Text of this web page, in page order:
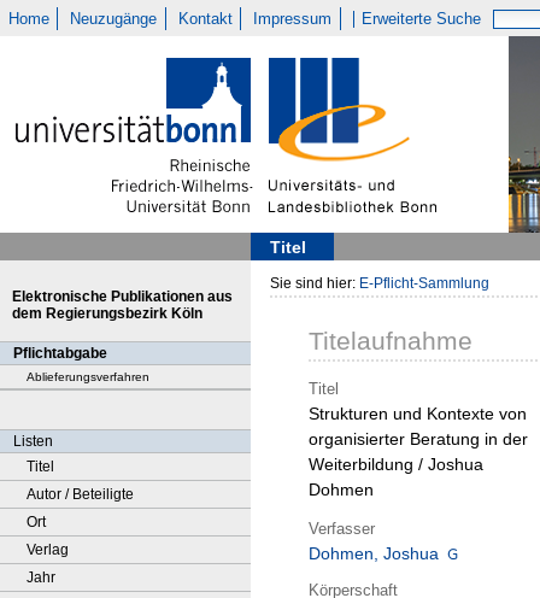
Home Neuzugänge Kontakt Impressum Erweiterte Suche
Titel
Elektronische Publikationen aus
dem Regierungsbezirk Köln
Pflichtabgabe
Ablieferungsverfahren
Listen
Titel
Autor / Beteiligte
Ort
Verlag
Jahr
Sie sind hier: E-Pflicht-Sammlung
Titelaufnahme
Titel
Strukturen und Kontexte von
organisierter Beratung in der
Weiterbildung / Joshua
Dohmen
Verfasser
Dohmen, Joshua
Körperschaft